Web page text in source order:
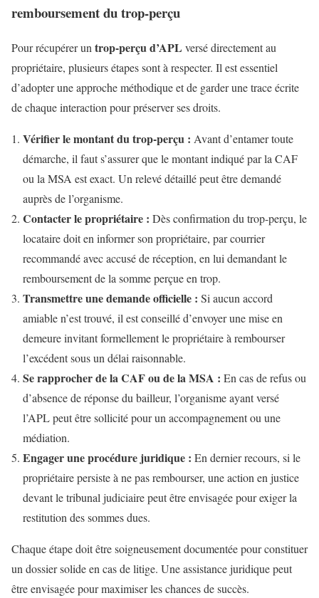
remboursement du trop-perçu
Pour récupérer un trop-perçu d’APL versé directement au
propriétaire, plusieurs étapes sont à respecter. Il est essentiel
d’adopter une approche méthodique et de garder une trace écrite
de chaque interaction pour préserver ses droits.
Vérifier le montant du trop-perçu : Avant d’entamer toute
démarche, il faut s’assurer que le montant indiqué par la CAF
ou la MSA est exact. Un relevé détaillé peut être demandé
auprès de l’organisme.
Contacter le propriétaire : Dès confirmation du trop-perçu, le
locataire doit en informer son propriétaire, par courrier
recommandé avec accusé de réception, en lui demandant le
remboursement de la somme perçue en trop.
Transmettre une demande officielle : Si aucun accord
amiable n’est trouvé, il est conseillé d’envoyer une mise en
demeure invitant formellement le propriétaire à rembourser
l’excédent sous un délai raisonnable.
Se rapprocher de la CAF ou de la MSA : En cas de refus ou
d’absence de réponse du bailleur, l’organisme ayant versé
l’APL peut être sollicité pour un accompagnement ou une
médiation.
Engager une procédure juridique : En dernier recours, si le
propriétaire persiste à ne pas rembourser, une action en justice
devant le tribunal judiciaire peut être envisagée pour exiger la
restitution des sommes dues.
Chaque étape doit être soigneusement documentée pour constituer
un dossier solide en cas de litige. Une assistance juridique peut
être envisagée pour maximiser les chances de succès.